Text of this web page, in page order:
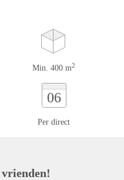
Min. 400 m2
06
Per direct
vrienden!